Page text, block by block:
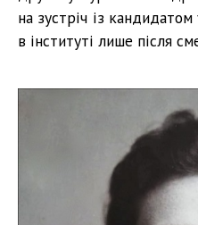
на зустріч із
в інституті лише після